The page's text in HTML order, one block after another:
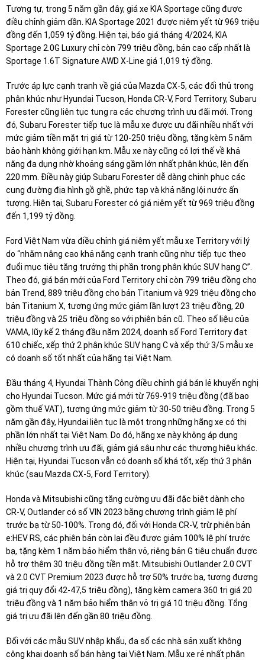
Tương tự, trong 5 năm gần đây, giá xe KIA Sportage cũng được
điều chỉnh giảm dần. KIA Sportage 2021 được niêm yết từ 969 triệu
đồng đến 1,059 tỷ đồng. Hiện tại, báo giá tháng 4/2024, KIA
Sportage 2.0G Luxury chỉ còn 799 triệu đồng, bản cao cấp nhất là
Sportage 1.6T Signature AWD X-Line giá 1,019 tỷ đồng.
Trước áp lực cạnh tranh về giá của Mazda CX-5, các đối thủ trong
phân khúc như Hyundai Tucson, Honda CR-V, Ford Territory, Subaru
Forester cũng liên tục tung ra các chương trình ưu đãi mới. Trong
đó, Subaru Forester tiếp tục là mẫu xe được ưu đãi nhiều nhất với
mức giảm tiền mặt trị giá từ 120-250 triệu đồng, tặng kèm 5 năm
bảo hành không giới hạn km. Mẫu xe này cũng có lợi thế về khả
năng đa dụng nhờ khoảng sáng gầm lớn nhất phân khúc, lên đến
220 mm. Điều này giúp Subaru Forester dễ dàng chinh phục các
cung đường địa hình gồ ghề, phức tạp và khả năng lội nước ấn
tượng. Hiện tại, Subaru Forester có giá niêm yết từ 969 triệu đồng
đến 1,199 tỷ đồng.
Ford Việt Nam vừa điều chỉnh giá niêm yết mẫu xe Territory với lý
do “nhằm nâng cao khả năng cạnh tranh cũng như tiếp tục theo
đuổi mục tiêu tăng trưởng thị phần trong phân khúc SUV hạng C”.
Theo đó, giá bán mới của Ford Territory chỉ còn 799 triệu đồng cho
bản Trend, 889 triệu đồng cho bản Titanium và 929 triệu đồng cho
bản Titanium X, tương ứng mức giảm lần lượt 23 triệu đồng, 20
triệu đồng và 25 triệu đồng so với phiên bản cũ. Theo số liệu của
VAMA, lũy kế 2 tháng đầu năm 2024, doanh số Ford Territory đạt
610 chiếc, xếp thứ 2 phân khúc SUV hạng C và xếp thứ 3/5 mẫu xe
có doanh số tốt nhất của hãng tại Việt Nam.
Đầu tháng 4, Hyundai Thành Công điều chỉnh giá bán lẻ khuyến nghị
cho Hyundai Tucson. Mức giá mới từ 769-919 triệu đồng (đã bao
gồm thuế VAT), tương ứng mức giảm từ 30-50 triệu đồng. Trong 5
năm gần đây, Hyundai liên tục là một trong những hãng xe có thị
phần lớn nhất tại Việt Nam. Do đó, hãng xe này không áp dụng
nhiều chương trình ưu đãi, giảm giá sâu như các thương hiệu khác.
Hiện tại, Hyundai Tucson vẫn có doanh số khá tốt, xếp thứ 3 phân
khúc (sau Mazda CX-5, Ford Territory).
Honda và Mitsubishi cũng tăng cường ưu đãi đặc biệt dành cho
CR-V, Outlander có số VIN 2023 bằng chương trình giảm lệ phí
trước bạ từ 50-100%. Trong đó, đối với Honda CR-V, trừ phiên bản
e:HEV RS, các phiên bản còn lại đều được giảm 100% lệ phí trước
bạ, tặng kèm 1 năm bảo hiểm thân vỏ, riêng bản G tiêu chuẩn được
hỗ trợ thêm 30 triệu đồng tiền mặt. Mitsubishi Outlander 2.0 CVT
và 2.0 CVT Premium 2023 được hỗ trợ 50% trước bạ, tương đương
giá trị quy đổi 42-47,5 triệu đồng), tặng kèm camera 360 trị giá 20
triệu đồng và 1 năm bảo hiểm thân vỏ trị giá 10 triệu đồng. Tổng
giá trị ưu đãi lên đến gần 80 triệu đồng.
Đối với các mẫu SUV nhập khẩu, đa số các nhà sản xuất không
công khai doanh số bán hàng tại Việt Nam. Mẫu xe rẻ nhất phân